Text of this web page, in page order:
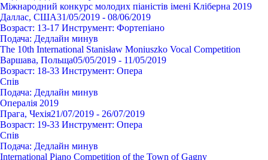
Міжнародний конкурс молодих піаністів імені Кліберна 2019
Даллас, США31/05/2019 - 08/06/2019
Возраст: 13-17 Инструмент: Фортепіано
Подача: Дедлайн минув
The 10th International Stanisław Moniuszko Vocal Competition
Варшава, Польща05/05/2019 - 11/05/2019
Возраст: 18-33 Инструмент: Опера
Спів
Подача: Дедлайн минув
Опералія 2019
Прага, Чехія21/07/2019 - 26/07/2019
Возраст: 19-33 Инструмент: Опера
Спів
Подача: Дедлайн минув
International Piano Competition of the Town of Gagny